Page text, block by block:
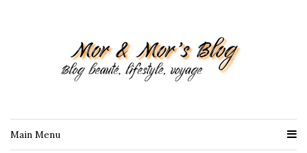
Main Menu